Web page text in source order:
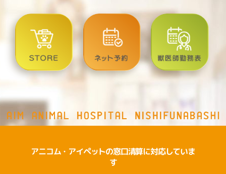
アニコム・アイペットの窓口清算に対応していま
す